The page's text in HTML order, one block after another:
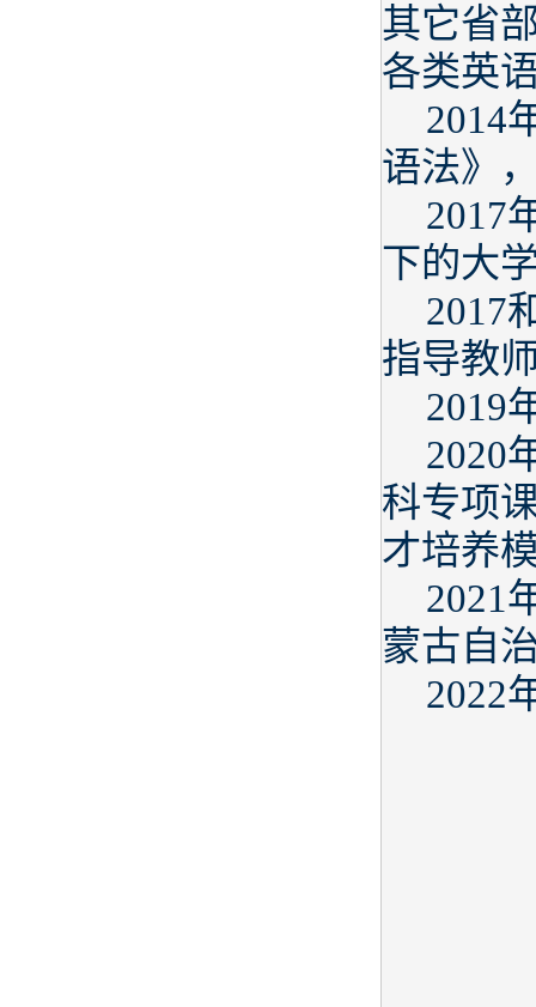
其它省
各类英
2014
语法》
2017
下的大
2017
指导教
2019
2020
科专项
才培养
2021
蒙古自
2022